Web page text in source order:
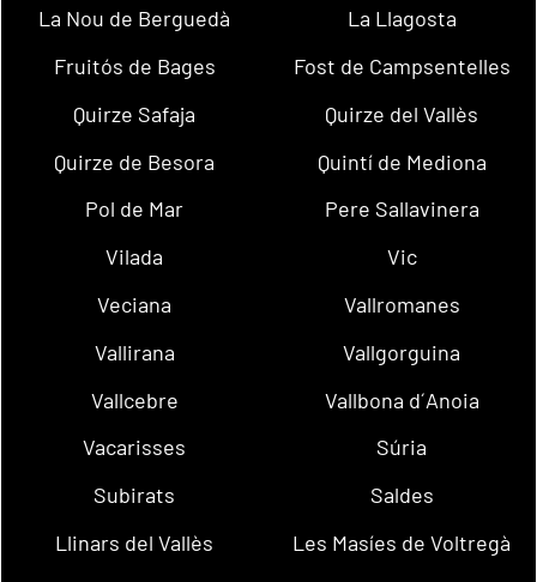
La Nou de Berguedà
La Llagosta
Fruitós de Bages
Fost de Campsentelles
Quirze Safaja
Quirze del Vallès
Quirze de Besora
Quintí de Mediona
Pol de Mar
Pere Sallavinera
Vilada
Vic
Veciana
Vallromanes
Vallirana
Vallgorguina
Vallcebre
Vallbona d´Anoia
Vacarisses
Súria
Subirats
Saldes
Llinars del Vallès
Les Masíes de Voltregà